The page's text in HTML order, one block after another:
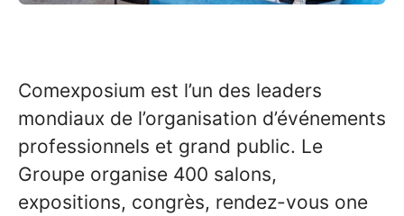
Comexposium est l’un des leaders
mondiaux de l’organisation d’événements
professionnels et grand public. Le
Groupe organise 400 salons,
expositions, congrès, rendez-vous one